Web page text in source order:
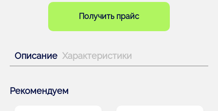
Получить прайс
Описание Характеристики
Рекомендуем